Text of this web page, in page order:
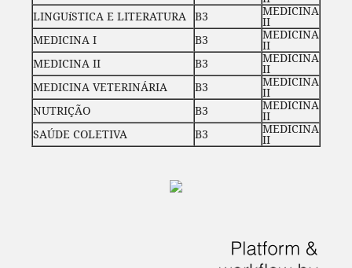
LINGUíSTICA E LITERATURA
B3 MEDICINA
II
MEDICINA I
B3 MEDICINA
II
MEDICINA II
B3 MEDICINA
II
MEDICINA VETERINÁRIA
B3 MEDICINA
II
NUTRIÇÃO
B3 MEDICINA
II
SAÚDE COLETIVA
B3 MEDICINA
II